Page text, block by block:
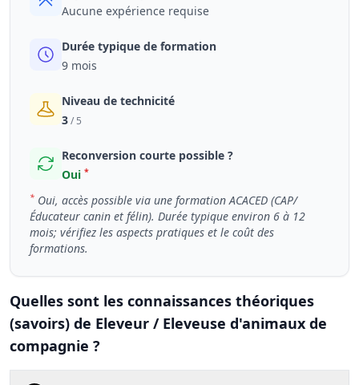
Aucune expérience requise
Durée typique de formation
9 mois
Niveau de technicité
3/ 5
Reconversion courte possible ?
Oui *
* Oui, accès possible via une formation ACACED (CAP/
Éducateur canin et félin). Durée typique environ 6 à 12
mois; vérifiez les aspects pratiques et le coût des
formations.
Quelles sont les connaissances théoriques
(savoirs) de Eleveur / Eleveuse d'animaux de
compagnie ?